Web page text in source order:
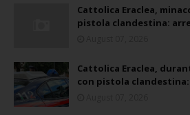
Cattolica Eraclea,
pistola clandestina:
Cattolica Eraclea,
con pistola